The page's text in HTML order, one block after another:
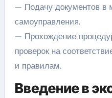
— Подачу документов в
самоуправления.
— Прохождение
проверок на
и правилам.
Введение в